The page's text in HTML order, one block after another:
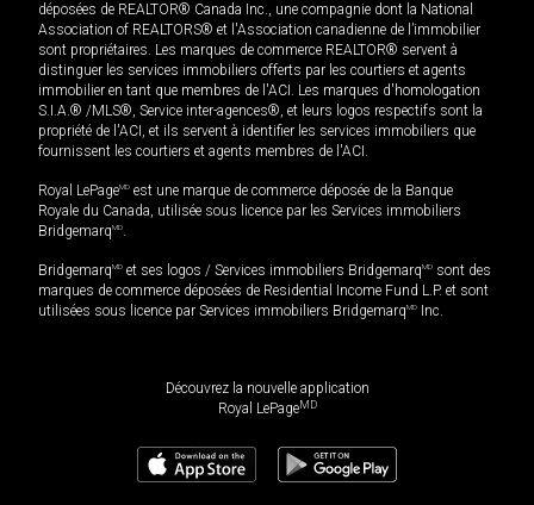
déposées de REALTOR® Canada Inc., une compagnie dont la National
Association of REALTORS® et l'Association canadienne de l’immobilier
sont propriétaires. Les marques de commerce REALTOR® servent à
distinguer les services immobiliers offerts par les courtiers et agents
immobilier en tant que membres de l'ACI. Les marques d'homologation
S.I.A.® /MLS®, Service inter-agences®, et leurs logos respectifs sont la
propriété de l'ACI, et ils servent à identifier les services immobiliers que
fournissent les courtiers et agents membres de l'ACI.
Royal LePageMD est une marque de commerce déposée de la Banque
Royale du Canada, utilisée sous licence par les Services immobiliers
BridgemarqMD.
BridgemarqMD et ses logos / Services immobiliers BridgemarqMD sont des
marques de commerce déposées de Residential Income Fund L.P. et sont
utilisées sous licence par Services immobiliers BridgemarqMD Inc.
Découvrez la nouvelle application
Royal LePageMD